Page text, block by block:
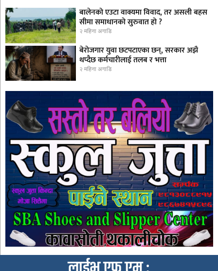
बालेनको एउटा वाक्यमा विवाद, तर असली बहस
सीमा समाधानको सुरुवात हो ?
२ महिना अगाडि
बेरोजगार युवा छटपटाएका छन्, सरकार अझै
थप्दैछ कर्मचारीलाई तलब र भत्ता
२ महिना अगाडि